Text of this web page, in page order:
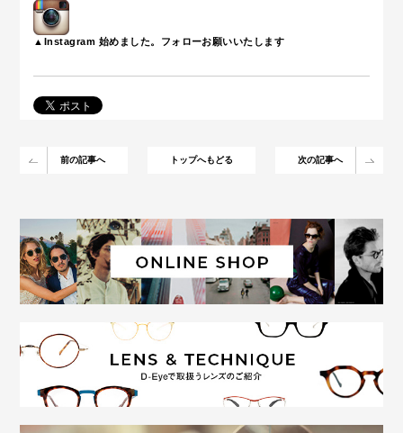
▲Instagram 始めました。フォローお願いいたします
前の記事へ トップへもどる 次の記事へ